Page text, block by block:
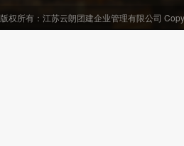
版权所有：江苏云朗团建企业管理有限公司